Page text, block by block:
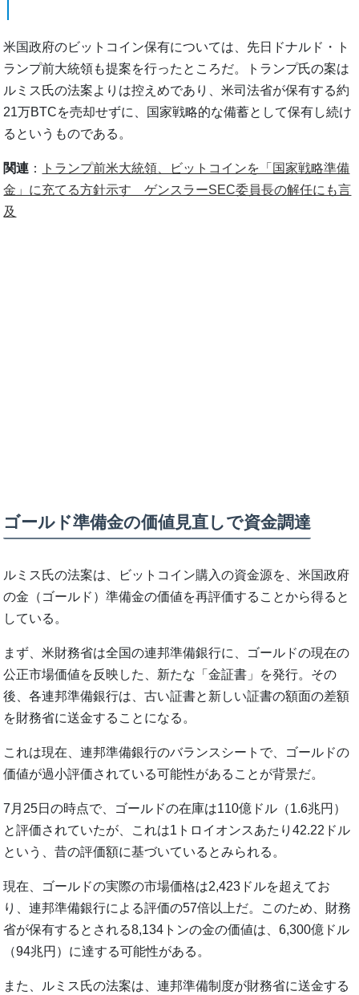
米国政府のビットコイン保有については、先日ドナルド・ト
ランプ前大統領も提案を行ったところだ。トランプ氏の案は
ルミス氏の法案よりは控えめであり、米司法省が保有する約
21万BTCを売却せずに、国家戦略的な備蓄として保有し続け
るというものである。
関連 ：
トランプ前米大統領、ビットコインを「国家戦略準備
金」に充てる方針示す ゲンスラーSEC委員長の解任にも言
及
ゴールド準備金の価値見直しで資金調達
ルミス氏の法案は、ビットコイン購入の資金源を、米国政府
の金（ゴールド）準備金の価値を再評価することから得ると
している。
まず、米財務省は全国の連邦準備銀行に、ゴールドの現在の
公正市場価値を反映した、新たな「金証書」を発行。その
後、各連邦準備銀行は、古い証書と新しい証書の額面の差額
を財務省に送金することになる。
これは現在、連邦準備銀行のバランスシートで、ゴールドの
価値が過小評価されている可能性があることが背景だ。
7月25日の時点で、ゴールドの在庫は110億ドル（1.6兆円）
と評価されていたが、これは1トロイオンスあたり42.22ドル
という、昔の評価額に基づいているとみられる。
現在、ゴールドの実際の市場価格は2,423ドルを超えてお
り、連邦準備銀行による評価の57倍以上だ。このため、財務
省が保有するとされる8,134トンの金の価値は、6,300億ドル
（94兆円）に達する可能性がある。
また、ルミス氏の法案は、連邦準備制度が財務省に送金する